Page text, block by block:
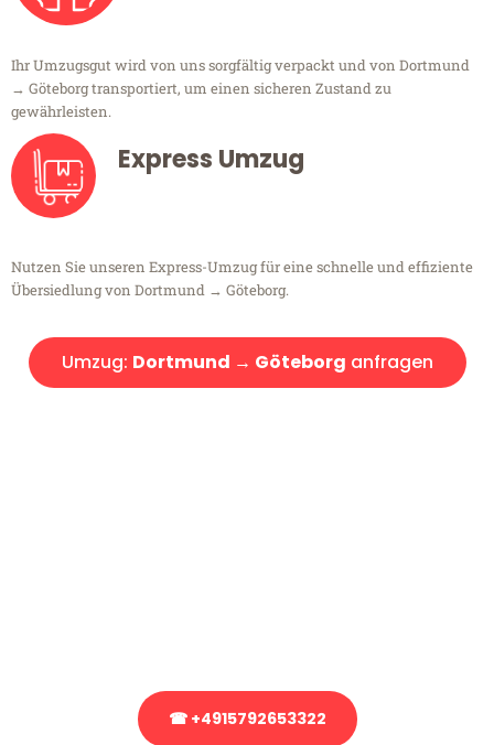
Ihr Umzugsgut wird von uns sorgfältig verpackt und von Dortmund
→ Göteborg transportiert, um einen sicheren Zustand zu
gewährleisten.
Express Umzug
Nutzen Sie unseren Express-Umzug für eine schnelle und effiziente
Übersiedlung von Dortmund → Göteborg.
Umzug: Dortmund → Göteborg anfragen
☎ +4915792653322